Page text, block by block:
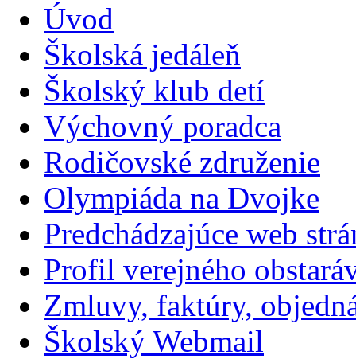
Úvod
Školská jedáleň
Školský klub detí
Výchovný poradca
Rodičovské združenie
Olympiáda na Dvojke
Predchádzajúce web
Profil verejného
Zmluvy, faktúry,
Školský Webmail